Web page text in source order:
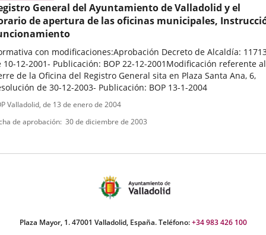
General del Ayuntamiento de Valladolid y el
de apertura de las oficinas municipales,
con modificaciones:Aprobación Decreto de Alcaldía:
10-12-2001- Publicación: BOP 22-12-2001Modificación referente al
de la Oficina del Registro General sita en Plaza Santa Ana, 6,
de 30-12-2003- Publicación: BOP 13-1-2004
Valladolid, de 13 de enero de 2004
de aprobación 30 de diciembre de 2003
Plaza Mayor, 1. 47001 Valladolid, España. Teléfono:+34 983 426 100